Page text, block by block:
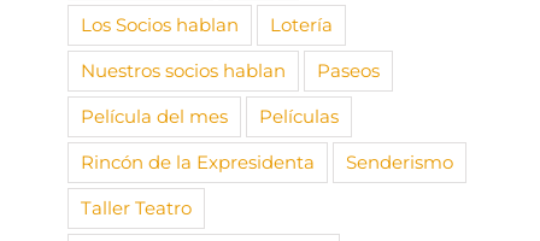
Los Socios hablan
Lotería
Nuestros socios hablan
Paseos
Película del mes
Películas
Rincón de la Expresidenta
Senderismo
Taller Teatro